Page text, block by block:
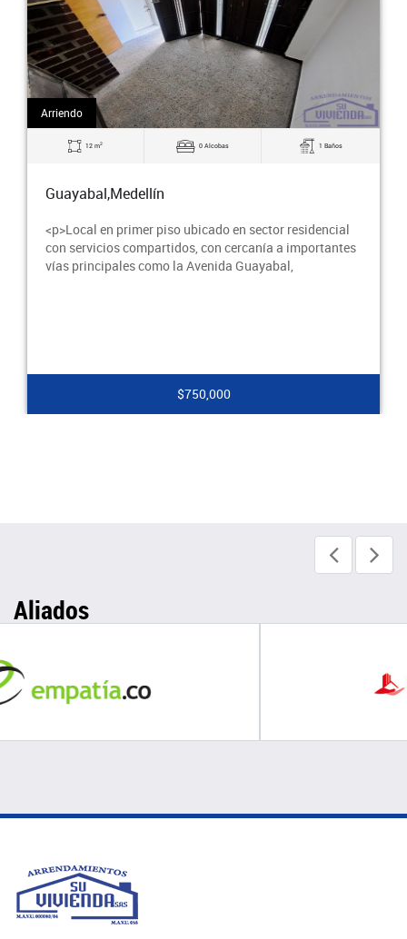
Arriendo
38 m2 0 Alcobas 1 Baños
Guayabal,Medellín
$2,000,000
Aliados